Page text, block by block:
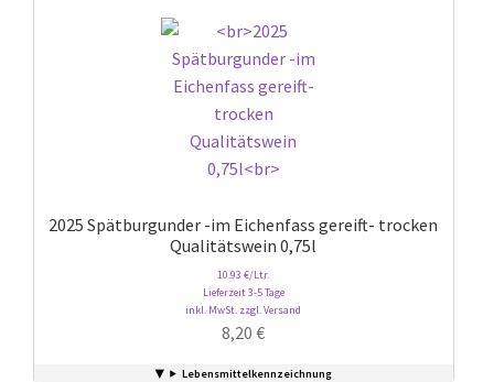
2025 Spätburgunder -im Eichenfass gereift- trocken
Qualitätswein 0,75l
10.93 €/Ltr.
Lieferzeit 3-5 Tage
inkl. MwSt. zzgl. Versand
8,20€
Lebensmittelkennzeichnung